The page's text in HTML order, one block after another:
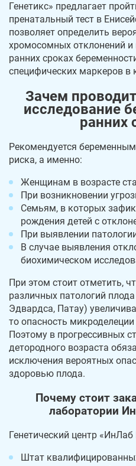
Генетикс» предлагает
пренатальный тест в
позволяет определить
хромосомных отклонений и
ранних сроках
специфических маркеров в
Зачем
исследование
ранних
Рекомендуется
риска, а именно:
Женщинам в возрасте
При возникновении
Семьям, в которых
рождения детей с
При выявлении
В случае выявления
биохимическом
При этом стоит отметить,
различных патологий
Эдвардса, Патау)
то опасность микроделеции
Поэтому в прогрессивных
детородного возраста
исключения вероятных
здоровью плода.
Почему стоит
лаборатории
Генетический центр «ИнЛаб
Штат